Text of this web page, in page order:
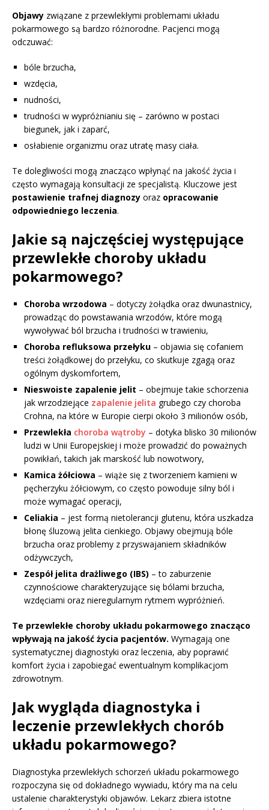
Objawy związane z przewlekłymi problemami układu
pokarmowego są bardzo różnorodne. Pacjenci mogą
odczuwać:
bóle brzucha,
wzdęcia,
nudności,
trudności w wypróżnianiu się – zarówno w postaci
biegunek, jak i zaparć,
osłabienie organizmu oraz utratę masy ciała.
Te dolegliwości mogą znacząco wpłynąć na jakość życia i
często wymagają konsultacji ze specjalistą. Kluczowe jest
postawienie trafnej diagnozy oraz opracowanie
odpowiedniego leczenia.
Jakie są najczęściej występujące
przewlekłe choroby układu
pokarmowego?
Choroba wrzodowa – dotyczy żołądka oraz dwunastnicy,
prowadząc do powstawania wrzodów, które mogą
wywoływać ból brzucha i trudności w trawieniu,
Choroba refluksowa przełyku – objawia się cofaniem
treści żołądkowej do przełyku, co skutkuje zgagą oraz
ogólnym dyskomfortem,
Nieswoiste zapalenie jelit – obejmuje takie schorzenia
jak wrzodziejące zapalenie jelita grubego czy choroba
Crohna, na które w Europie cierpi około 3 milionów osób,
Przewlekła choroba wątroby – dotyka blisko 30 milionów
ludzi w Unii Europejskiej i może prowadzić do poważnych
powikłań, takich jak marskość lub nowotwory,
Kamica żółciowa – wiąże się z tworzeniem kamieni w
pęcherzyku żółciowym, co często powoduje silny ból i
może wymagać operacji,
Celiakia – jest formą nietolerancji glutenu, która uszkadza
błonę śluzową jelita cienkiego. Objawy obejmują bóle
brzucha oraz problemy z przyswajaniem składników
odżywczych,
Zespół jelita drażliwego (IBS) – to zaburzenie
czynnościowe charakteryzujące się bólami brzucha,
wzdęciami oraz nieregularnym rytmem wypróżnień.
Te przewlekłe choroby układu pokarmowego znacząco
wpływają na jakość życia pacjentów. Wymagają one
systematycznej diagnostyki oraz leczenia, aby poprawić
komfort życia i zapobiegać ewentualnym komplikacjom
zdrowotnym.
Jak wygląda diagnostyka i
leczenie przewlekłych chorób
układu pokarmowego?
Diagnostyka przewlekłych schorzeń układu pokarmowego
rozpoczyna się od dokładnego wywiadu, który ma na celu
ustalenie charakterystyki objawów. Lekarz zbiera istotne